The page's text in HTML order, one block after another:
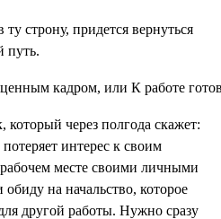
строну, придется вернуться
путь.
через полгода скажет:
интерес к своим
месте своими личными
на начальство, которое
другой работы. Нужно сразу